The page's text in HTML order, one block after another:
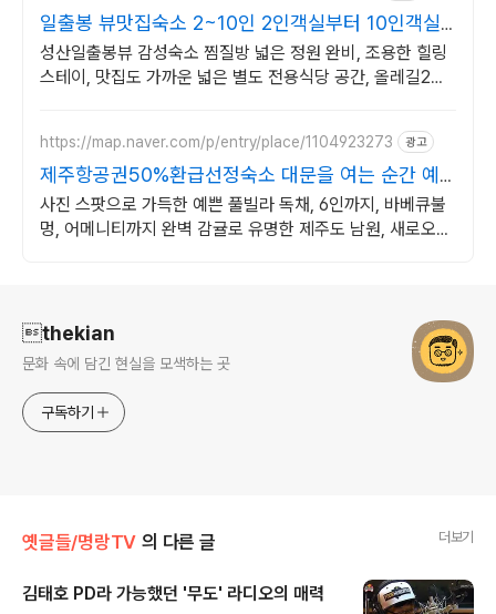
일출봉 뷰맛집숙소 2~10인 2인객실부터 10인객실
구성
성산일출봉뷰 감성숙소 찜질방 넓은 정원 완비, 조용한 힐링
스테이, 맛집도 가까운 넓은 별도 전용식당 공간, 올레길2코
https://map.naver.com/p/entry/place/1104923273 광고
제주항공권50%환급선정숙소 대문을 여는 순간 예
쁨 가득
사진 스팟으로 가득한 예쁜 풀빌라 독채, 6인까지, 바베큐불
멍, 어메니티까지 완벽 감귤로 유명한 제주도 남원, 새로오픈
thekian
문화 속에 담긴 현실을 모색하는 곳
구독하기
옛글들/명랑TV 의 다른 글 더보기
김태호 PD라 가능했던 '무도' 라디오의 매력